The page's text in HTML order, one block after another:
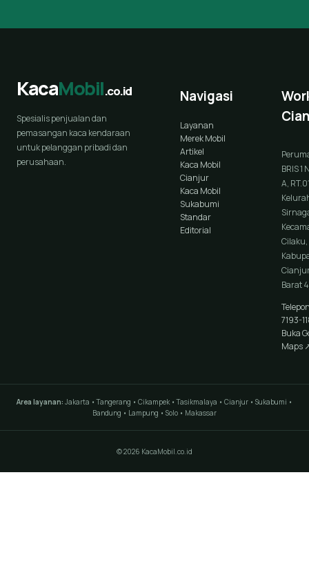
KacaMobil.co.id
Spesialis penjualan dan
pemasangan kaca kendaraan
untuk pelanggan pribadi dan
perusahaan.
Navigasi
Layanan
Merek Mobil
Artikel
Kaca Mobil
Cianjur
Kaca Mobil
Sukabumi
Standar
Editorial
BRIS 1
A,
Cilaku,
Barat
7193-
Buka
Maps
Area layanan: Jakarta • Tangerang • Cikampek • Tasikmalaya • Cianjur • Sukabumi •
Bandung • Lampung • Solo • Makassar
© 2026 KacaMobil.co.id